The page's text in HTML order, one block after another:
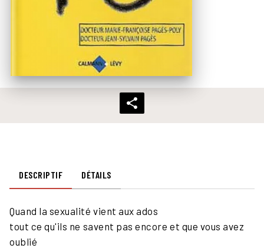
DESCRIPTIF DÉTAILS
Quand la sexualité vient aux ados
tout ce qu'ils ne savent pas encore et que vous avez
oublié